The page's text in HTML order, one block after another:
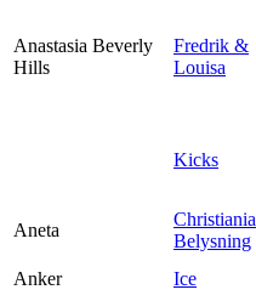
Anastasia Beverly
Hills
Fredrik &
Louisa
Kicks
Aneta
Christiania
Belysning
Anker
Ice